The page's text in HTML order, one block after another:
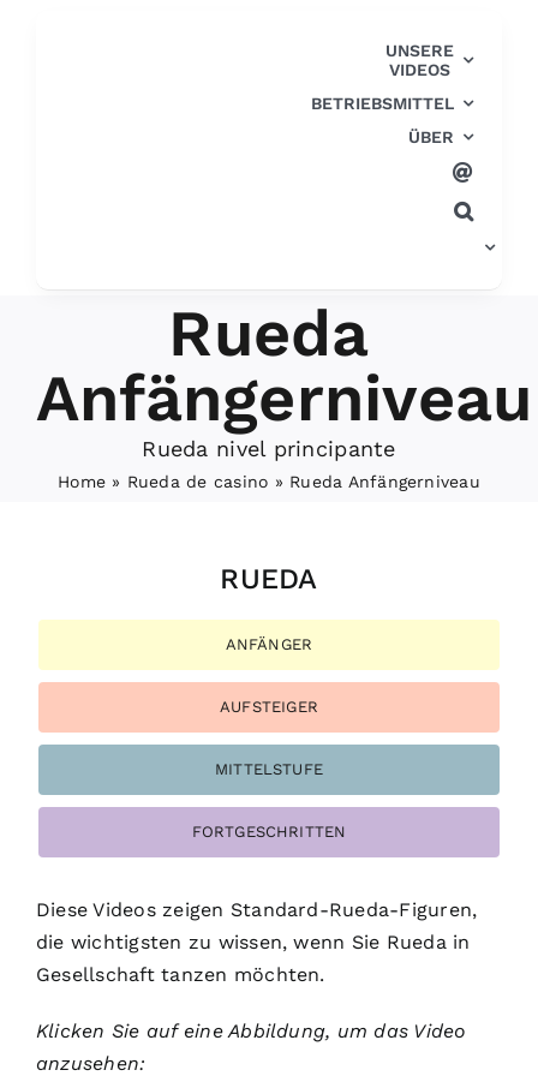
UNSERE
VIDEOS
BETRIEBSMITTEL
ÜBER
Rueda
Anfängerniveau
Rueda nivel principante
Home » Rueda de casino » Rueda Anfängerniveau
RUEDA
ANFÄNGER
AUFSTEIGER
MITTELSTUFE
FORTGESCHRITTEN
Diese Videos zeigen Standard-Rueda-Figuren,
die wichtigsten zu wissen, wenn Sie Rueda in
Gesellschaft tanzen möchten.
Klicken Sie auf eine Abbildung, um das Video
anzusehen: